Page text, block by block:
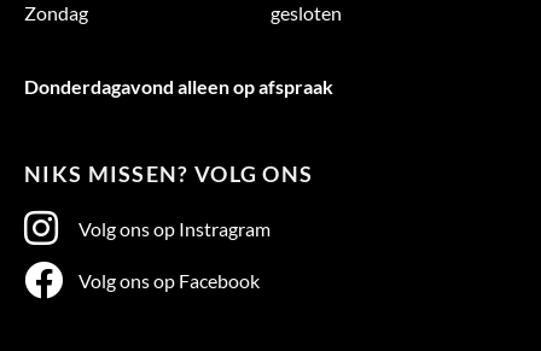
Zondag
gesloten
Donderdagavond alleen op afspraak
NIKS MISSEN? VOLG ONS
Volg ons op Instragram
Volg ons op Facebook